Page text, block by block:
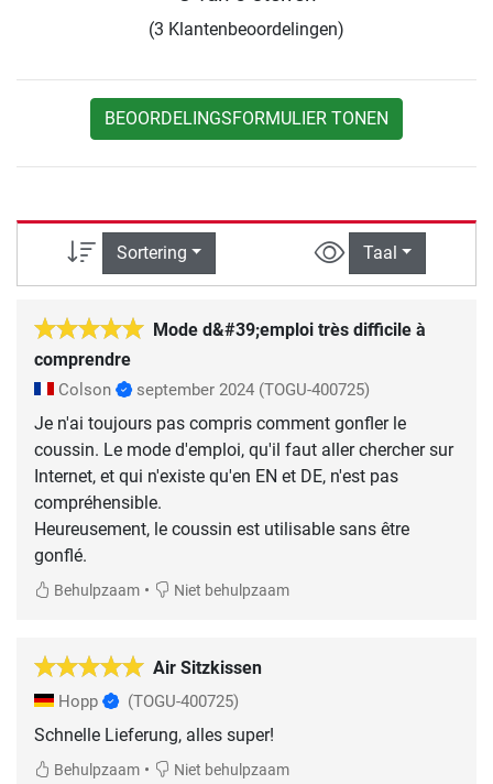
(3 Klantenbeoordelingen)
BEOORDELINGSFORMULIER TONEN
Sortering Taal
Mode d&#39;emploi très difficile à
comprendre
Colson september 2024 (TOGU-400725)
Je n'ai toujours pas compris comment gonfler le
coussin. Le mode d'emploi, qu'il faut aller chercher sur
Internet, et qui n'existe qu'en EN et DE, n'est pas
compréhensible.
Heureusement, le coussin est utilisable sans être
gonflé.
Behulpzaam • Niet behulpzaam
Air Sitzkissen
Hopp (TOGU-400725)
Behulpzaam • Niet behulpzaam